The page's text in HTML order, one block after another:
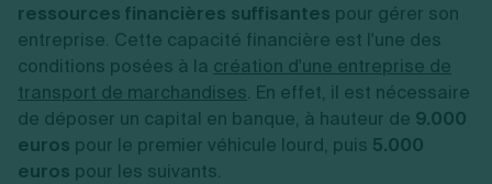
ressources financières suffisantes pour gérer son
entreprise. Cette capacité financière est l'une des
conditions posées à la création d'une entreprise de
transport de marchandises. En effet, il est nécessaire
de déposer un capital en banque, à hauteur de 9.000
euros pour le premier véhicule lourd, puis 5.000
euros pour les suivants.